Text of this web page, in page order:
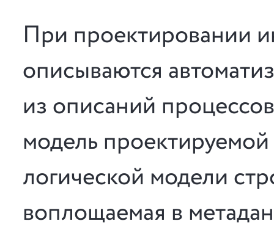
При проектировании
описываются
из описаний
модель
логической модели
воплощаемая в